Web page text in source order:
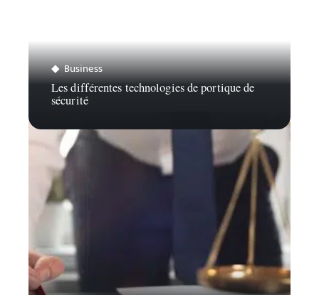
Business
Les différentes technologies de portique de
sécurité